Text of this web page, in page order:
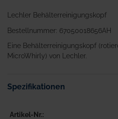
Lechler Behälterreinigungskopf
Bestellnummer: 67050018656AH
Eine Behälterreinigungskopf
MicroWhirly) von Lechler.
Spezifikationen
Artikel-Nr.